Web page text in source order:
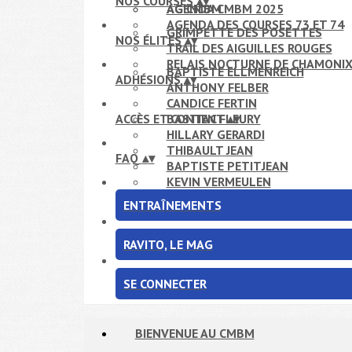
AG CMBM
AGENDA CMBM 2025
AGENDA DES COURSES 73 ET 74
GRIMPETTE DES POSETTES
TRAIL DES AIGUILLES ROUGES
RELAIS NOCTURNE DE CHAMONIX
NOS ÉLITES▴▾
BAPTISTE ELLMENREICH
ANTHONY FELBER
CANDICE FERTIN
BASTIEN FLEURY
HILLARY GERARDI
THIBAULT JEAN
BAPTISTE PETITJEAN
KEVIN VERMEULEN
ADHÉSIONS▴▾
ACCÈS ET CONTACT▴▾
FAQ ▴▾
ENTRAÎNEMENTS
RAVITO, LE MAG
SE CONNECTER
BIENVENUE AU CMBM